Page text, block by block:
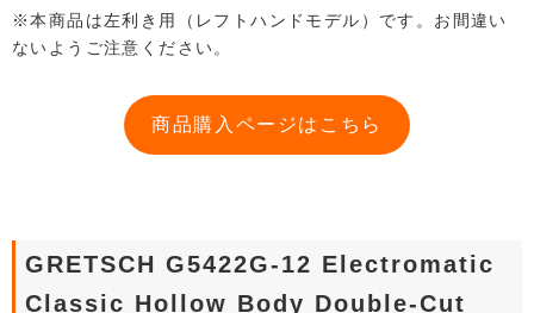
※本商品は左利き用（レフトハンドモデル）です。お間違い
ないようご注意ください。
商品購入ページはこちら
GRETSCH G5422G-12 Electromatic
Classic Hollow Body Double-Cut